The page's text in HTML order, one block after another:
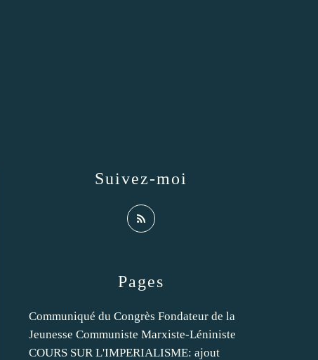
Pages
Communiqué du Congrès Fondateur de la
Jeunesse Communiste Marxiste-Léniniste
COURS SUR L'IMPERIALISME: ajout
Suivez-moi